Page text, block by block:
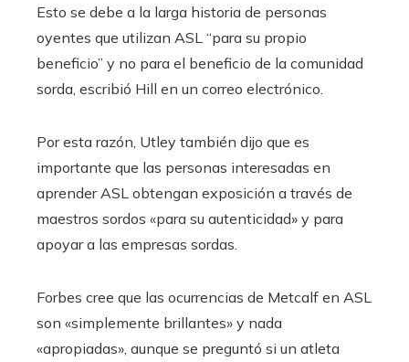
Esto se debe a la larga historia de personas
oyentes que utilizan ASL “para su propio
beneficio” y no para el beneficio de la comunidad
sorda, escribió Hill en un correo electrónico.
Por esta razón, Utley también dijo que es
importante que las personas interesadas en
aprender ASL obtengan exposición a través de
maestros sordos «para su autenticidad» y para
apoyar a las empresas sordas.
Forbes cree que las ocurrencias de Metcalf en ASL
son «simplemente brillantes» y nada
«apropiadas», aunque se preguntó si un atleta